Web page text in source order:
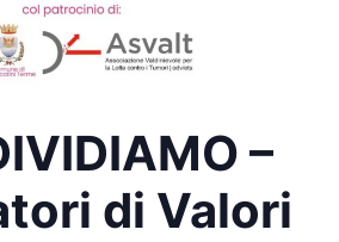
–
di Valori